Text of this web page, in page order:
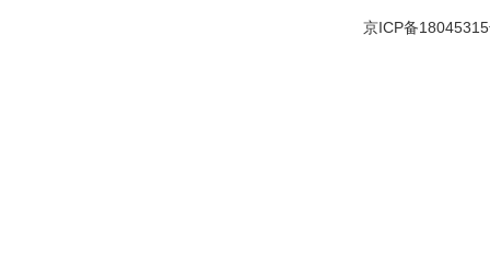
京ICP备